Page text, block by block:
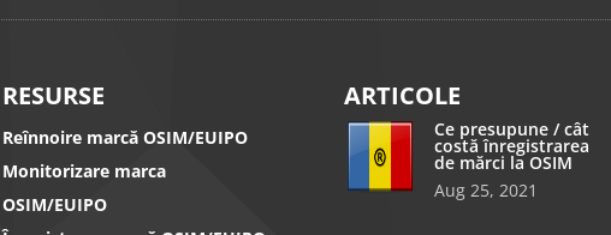
RESURSE
Reînnoire marcă OSIM/EUIPO
Monitorizare marca
OSIM/EUIPO
ARTICOLE
Ce presupune / cât
costă înregistrarea
de mărci la OSIM
Aug 25, 2021